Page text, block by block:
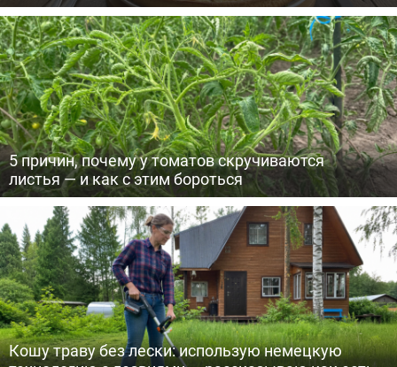
5 причин, почему у томатов скручиваются
листья — и как с этим бороться
Кошу траву без лески: использую немецкую